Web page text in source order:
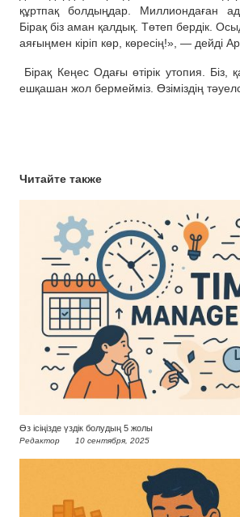
құртпақ болдыңдар. Миллиондаған
Бірақ біз аман қалдық. Төтеп бердік.
аяғыңмен кіріп көр, көресің!», — дейді
Бірақ Кеңес Одағы өтірік утопия. Біз,
ешқашан жол бермейміз. Өзіміздің
Читайте также
Өз ісіңізде үздік болудың 5 жолы
Редактор 10 сентября, 2025